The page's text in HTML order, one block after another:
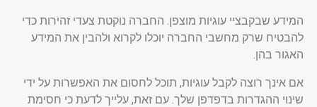
המידע שבקבציי עוגיות מוצפן. החברה נוקטת צעדי זהירות כדי
להבטיח שרק מחשבי החברה יוכלו לקרוא ולהבין את המידע
האגור בהן.
אם אינך רוצה לקבל עוגיות, תוכל לחסום את האפשרות על ידי
שינוי ההגדרות בדפדפן שלך. עם זאת, עלייך לדעת כי חסימת